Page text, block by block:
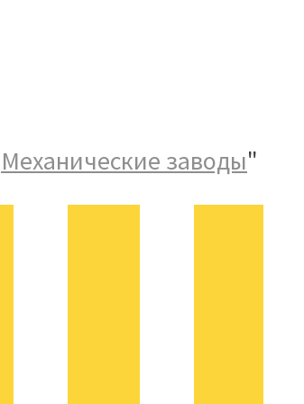
Механические заводы"